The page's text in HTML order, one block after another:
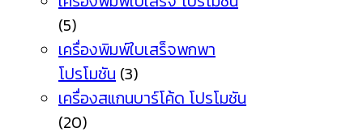
(5)
เครื่องพิมพ์ใบเสร็จพกพา
โปรโมชัน (3)
เครื่องสแกนบาร์โค้ด โปรโมชัน
(20)